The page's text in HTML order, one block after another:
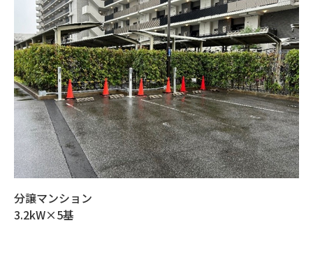
分譲マンション
3.2kW×5基